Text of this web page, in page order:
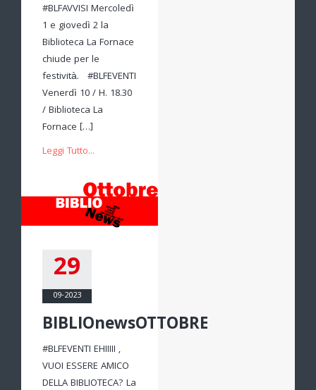
#BLFAVVISI Mercoledì
1 e giovedì 2 la
Biblioteca La Fornace
chiude per le
festività. #BLFEVENTI
Venerdì 10 / H. 18.30
/ Biblioteca La
Fornace […]
Leggi Tutto...
29
09-2023
BIBLIOnewsOTTOBRE
#BLFEVENTI EHIIIII ,
VUOI ESSERE AMICO
DELLA BIBLIOTECA? La